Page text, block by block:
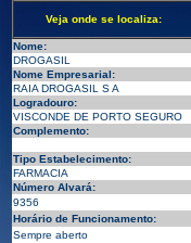
Veja onde se localiza:
Nome:
DROGASIL
Nome Empresarial:
RAIA DROGASIL S A
Logradouro:
VISCONDE DE PORTO SEGURO
Complemento:
Tipo Estabelecimento:
FARMACIA
Número Alvará:
9356
Horário de Funcionamento:
Sempre aberto